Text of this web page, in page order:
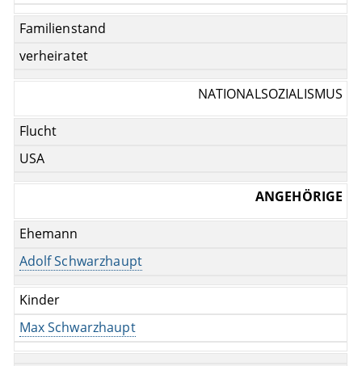
Familienstand
verheiratet
NATIONALSOZIALISMUS
Flucht
USA
ANGEHÖRIGE
Ehemann
Adolf Schwarzhaupt
Kinder
Max Schwarzhaupt